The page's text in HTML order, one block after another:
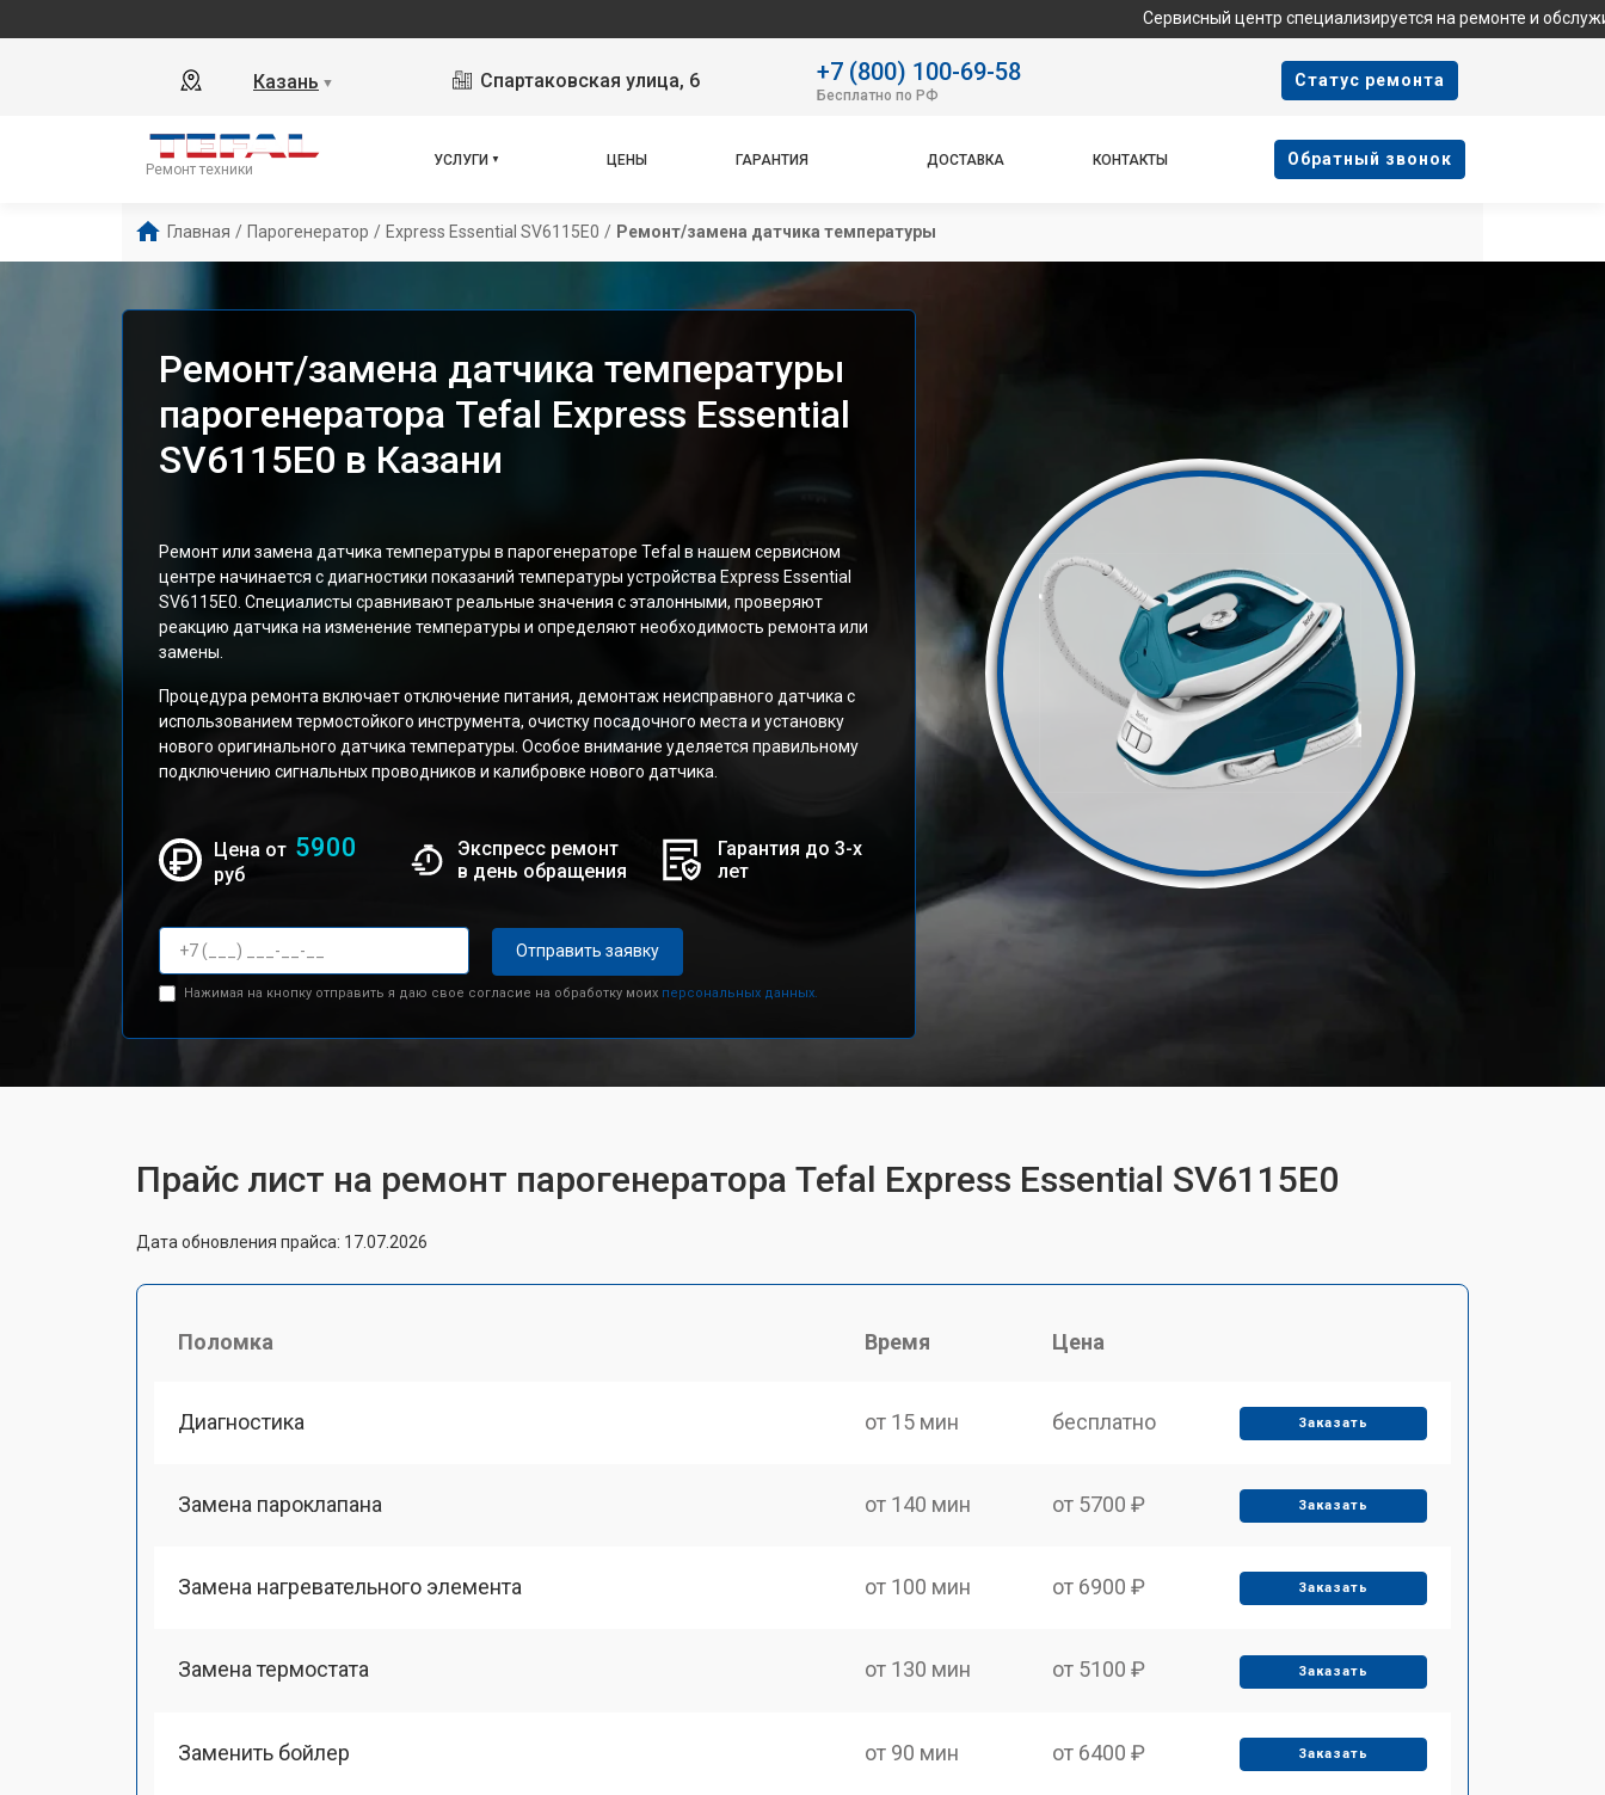
Сервисный центр специализируется на ремонте и обслуживании
Казань ▼ Спартаковская улица, 6 +7 (800) 100-69-58
Бесплатно по РФ
Cтатус ремонта
Ремонт техники
УСЛУГИ ЦЕНЫ ГАРАНТИЯ ДОСТАВКА КОНТАКТЫ Oбратный звонок
Главная / Парогенератор / Express Essential SV6115E0 / Ремонт/замена датчика температуры
Ремонт/замена датчика температуры
парогенератора Tefal Express Essential
SV6115E0 в Казани
Ремонт или замена датчика температуры в парогенераторе Tefal в нашем сервисном
центре начинается с диагностики показаний температуры устройства Express Essential
SV6115E0. Специалисты сравнивают реальные значения с эталонными, проверяют
реакцию датчика на изменение температуры и определяют необходимость ремонта или
замены.
Процедура ремонта включает отключение питания, демонтаж неисправного датчика с
использованием термостойкого инструмента, очистку посадочного места и установку
нового оригинального датчика температуры. Особое внимание уделяется правильному
подключению сигнальных проводников и калибровке нового датчика.
Цена от 5900
руб
Экспресс ремонт
в день обращения
Гарантия до 3-х
лет
Отправить заявку
Нажимая на кнопку отправить я даю свое согласие на обработку моих персональных данных.
Прайс лист на ремонт парогенератора Tefal Express Essential SV6115E0
Дата обновления прайса: 17.07.2026
Поломка Время Цена
Диагностика от 15 мин бесплатно Заказать
Замена пароклапана от 140 мин от 5700 ₽ Заказать
Замена нагревательного элемента от 100 мин от 6900 ₽ Заказать
Замена термостата от 130 мин от 5100 ₽ Заказать
Заменить бойлер от 90 мин от 6400 ₽ Заказать